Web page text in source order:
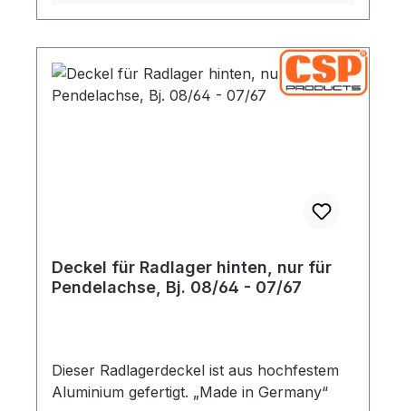
Deckel für Radlager hinten, nur für
Pendelachse, Bj. 08/64 - 07/67
Dieser Radlagerdeckel ist aus hochfestem
Aluminium gefertigt. „Made in Germany“